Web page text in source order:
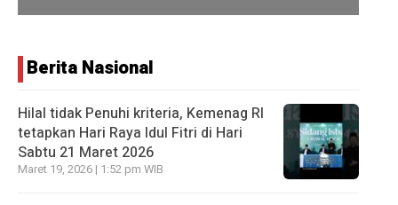
Berita Nasional
Hilal tidak Penuhi kriteria, Kemenag RI
tetapkan Hari Raya Idul Fitri di Hari
Sabtu 21 Maret 2026
Maret 19, 2026 | 1:52 pm WIB